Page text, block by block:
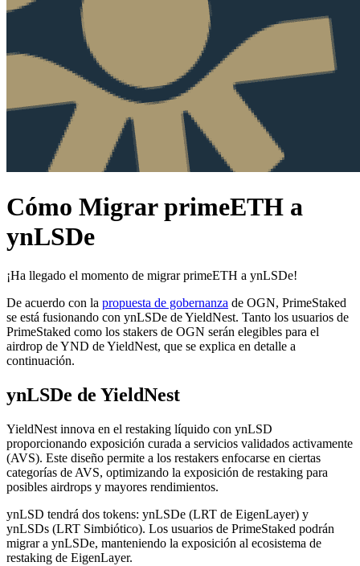
Cómo Migrar primeETH a
ynLSDe
¡Ha llegado el momento de migrar primeETH a ynLSDe!
De acuerdo con la propuesta de gobernanza de OGN, PrimeStaked
se está fusionando con ynLSDe de YieldNest. Tanto los usuarios de
PrimeStaked como los stakers de OGN serán elegibles para el
airdrop de YND de YieldNest, que se explica en detalle a
continuación.
ynLSDe de YieldNest
YieldNest innova en el restaking líquido con ynLSD
proporcionando exposición curada a servicios validados activamente
(AVS). Este diseño permite a los restakers enfocarse en ciertas
categorías de AVS, optimizando la exposición de restaking para
posibles airdrops y mayores rendimientos.
ynLSD tendrá dos tokens: ynLSDe (LRT de EigenLayer) y
ynLSDs (LRT Simbiótico). Los usuarios de PrimeStaked podrán
migrar a ynLSDe, manteniendo la exposición al ecosistema de
restaking de EigenLayer.